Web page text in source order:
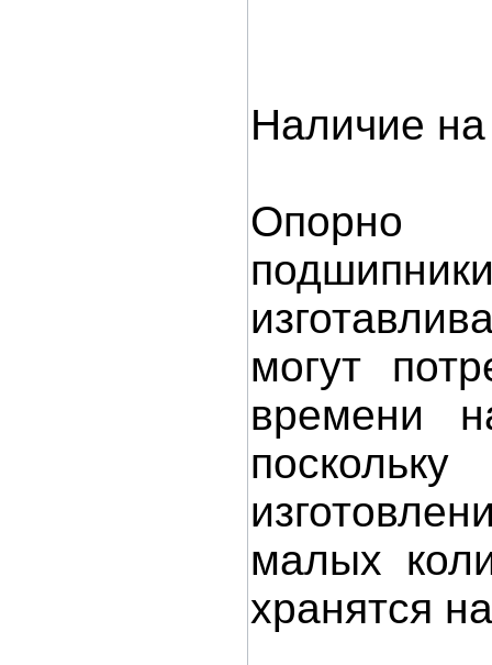
Наличие
Опорно
могут
времени
малых
хранятся